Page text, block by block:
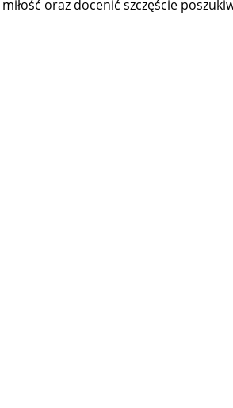
oraz docenić szczęście